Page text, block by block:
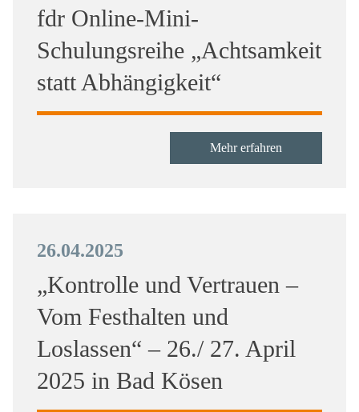
fdr Online-Mini-
Schulungsreihe „Achtsamkeit
statt Abhängigkeit“
Mehr erfahren
26.04.2025
„Kontrolle und Vertrauen –
Vom Festhalten und
Loslassen“ – 26./ 27. April
2025 in Bad Kösen